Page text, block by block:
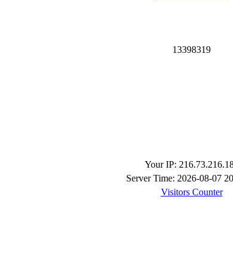
13398319
Your IP:
Server Time: 2026-08-07
Visitors Counter